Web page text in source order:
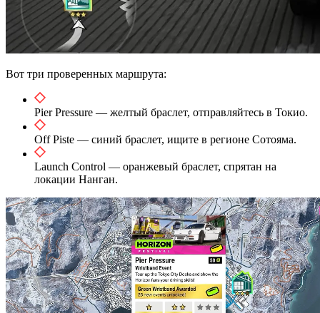
Вот три проверенных маршрута:
Pier Pressure — желтый браслет, отправляйтесь в Токио.
Off Piste — синий браслет, ищите в регионе Сотояма.
Launch Control — оранжевый браслет, спрятан на
локации Нанган.